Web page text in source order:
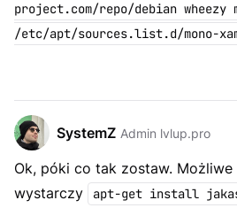
project.com/repo/debian
/etc/apt/sources.list.d/mono-
SystemZ Admin lvlup.pro
Ok, póki co tak zostaw.
wystarczy
apt-get install